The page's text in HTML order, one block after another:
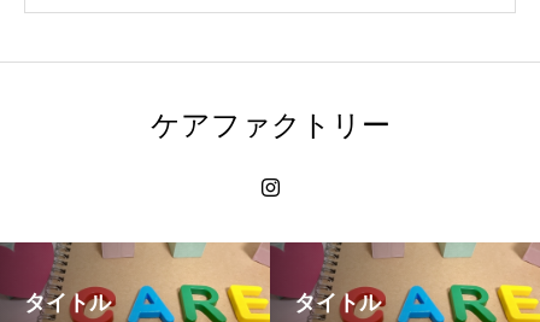
ケアファクトリー
タイトル タイトル